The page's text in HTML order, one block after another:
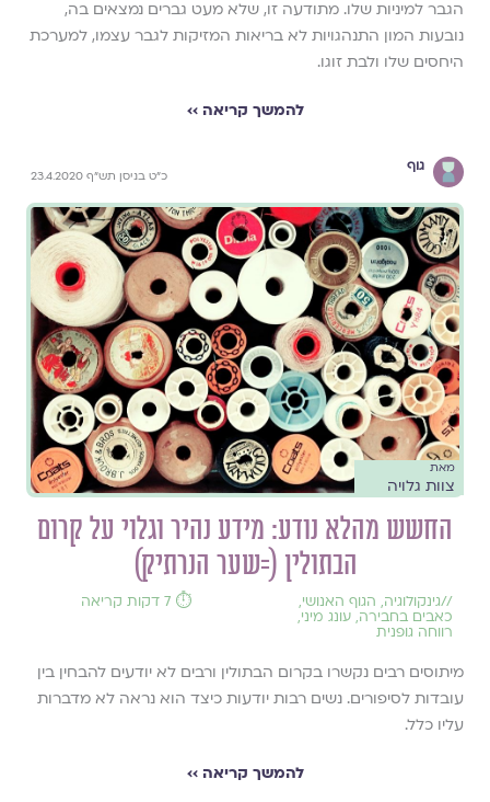
הגבר למיניות שלו. מתודעה זו, שלא מעט גברים נמצאים בה,
נובעות המון התנהגויות לא בריאות המזיקות לגבר עצמו, למערכת
היחסים שלו ולבת זוגו.
להמשך קריאה ››
גוף
כ"ט בניסן תש"ף 23.4.2020
מאת
צוות גלויה
החשש מהלא נודע: מידע נהיר וגלוי על קרום
הבתולין (=שער הנרתיק)
//גינקולוגיה, הגוף האנושי,
כאבים בחבירה, עונג מיני,
רווחה גופנית
⏱️ 7 דקות קריאה
מיתוסים רבים נקשרו בקרום הבתולין ורבים לא יודעים להבחין בין
עובדות לסיפורים. נשים רבות יודעות כיצד הוא נראה לא מדברות
עליו כלל.
להמשך קריאה ››